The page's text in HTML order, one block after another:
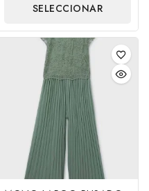
SELECCIONAR
OPCIONES